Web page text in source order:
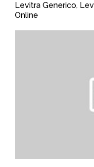
Levitra Generico,
Online